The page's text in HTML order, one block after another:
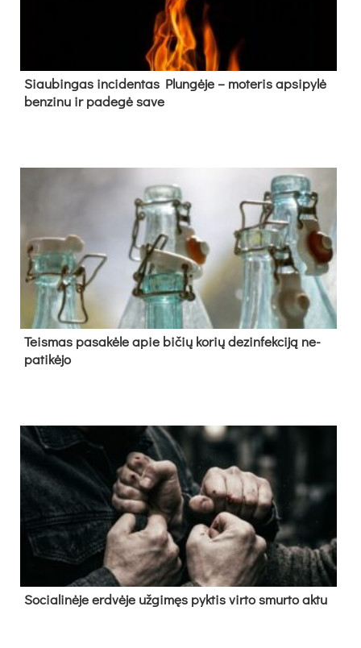
Siau­bin­gas in­ci­den­tas Plun­gė­je – mo­te­ris ap­si­py­lė
ben­zi­nu ir pa­de­gė sa­ve
Teis­mas pa­sa­kė­le apie bi­čių ko­rių de­zin­fek­ci­ją ne­
pa­ti­kė­jo
So­cia­li­nė­je erd­vė­je už­gi­męs pyk­tis vir­to smur­to ak­tu